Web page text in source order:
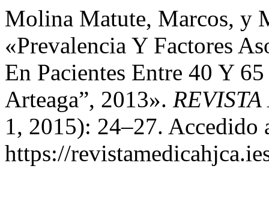
Molina Matute, Marcos, y
«Prevalencia Y Factores
En Pacientes Entre 40 Y
Arteaga”, 2013».
1, 2015): 24–27. Accedido
https://